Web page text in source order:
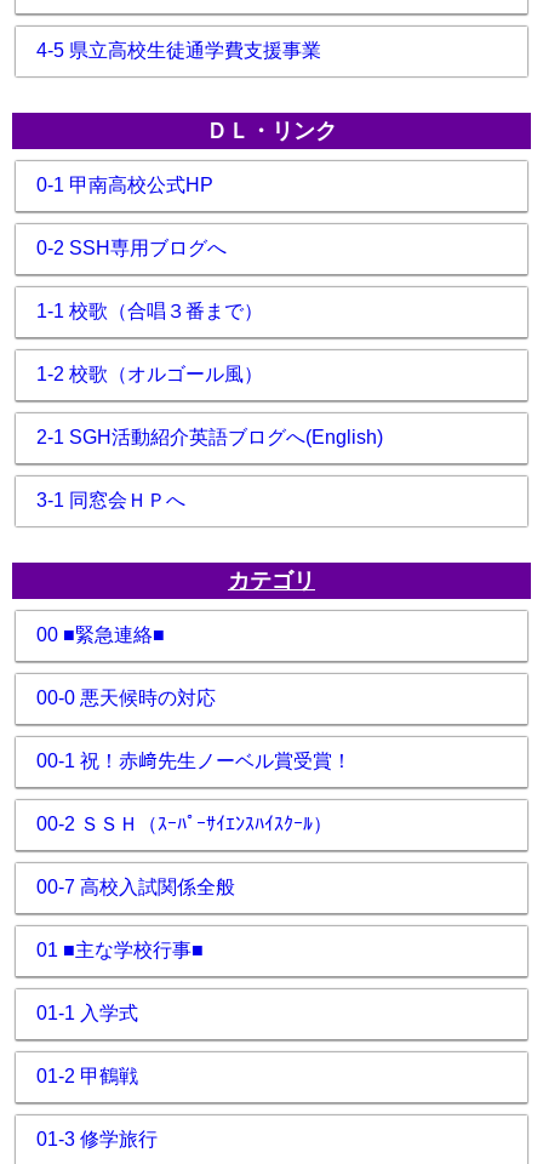
4-5 県立高校生徒通学費支援事業
ＤＬ・リンク
0-1 甲南高校公式HP
0-2 SSH専用ブログへ
1-1 校歌（合唱３番まで）
1-2 校歌（オルゴール風）
2-1 SGH活動紹介英語ブログへ(English)
3-1 同窓会ＨＰへ
カテゴリ
00 ■緊急連絡■
00-0 悪天候時の対応
00-1 祝！赤﨑先生ノーベル賞受賞！
00-2 ＳＳＨ（ｽｰﾊﾟｰｻｲｴﾝｽﾊｲｽｸｰﾙ）
00-7 高校入試関係全般
01 ■主な学校行事■
01-1 入学式
01-2 甲鶴戦
01-3 修学旅行